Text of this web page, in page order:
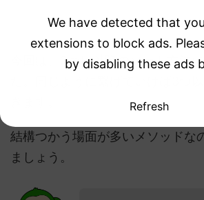
今回は、2つ目以降のソート方法
結構つかう場面が多いメソッドな
ましょう。
We have detected that
extensions to block ads.
by disabling these ads
Refresh